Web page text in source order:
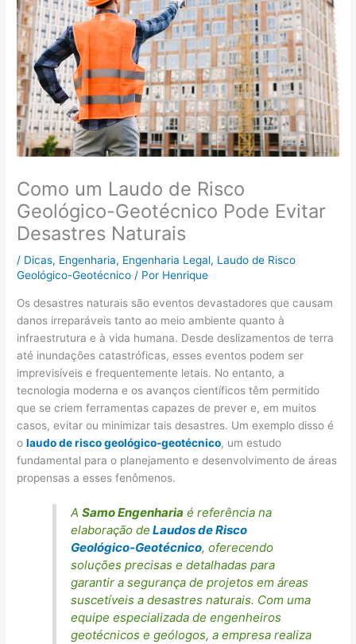
Como um Laudo de Risco
Geológico-Geotécnico Pode Evitar
Desastres Naturais
/ Dicas, Engenharia, Engenharia Legal, Laudo de Risco
Geológico-Geotécnico / Por Henrique
Os desastres naturais são eventos devastadores que causam
danos irreparáveis tanto ao meio ambiente quanto à
infraestrutura e à vida humana. Desde deslizamentos de terra
até inundações catastróficas, esses eventos podem ser
imprevisíveis e frequentemente letais. No entanto, a
tecnologia moderna e os avanços científicos têm permitido
que se criem ferramentas capazes de prever e, em muitos
casos, evitar ou minimizar tais desastres. Um exemplo disso é
olaudo de risco geológico-geotécnico, um estudo
fundamental para o planejamento e desenvolvimento de áreas
propensas a esses fenômenos.
ASamo Engenharia é referência na
elaboração de Laudos de Risco
Geológico-Geotécnico, oferecendo
soluções precisas e detalhadas para
garantir a segurança de projetos em áreas
suscetíveis a desastres naturais. Com uma
equipe especializada de engenheiros
geotécnicos e geólogos, a empresa realiza